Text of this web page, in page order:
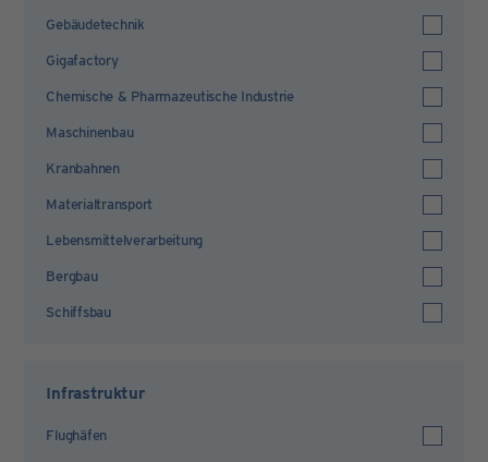
Gebäudetechnik
Gigafactory
Chemische & Pharmazeutische Industrie
Maschinenbau
Kranbahnen
Materialtransport
Lebensmittelverarbeitung
Bergbau
Schiffsbau
Infrastruktur
Flughäfen